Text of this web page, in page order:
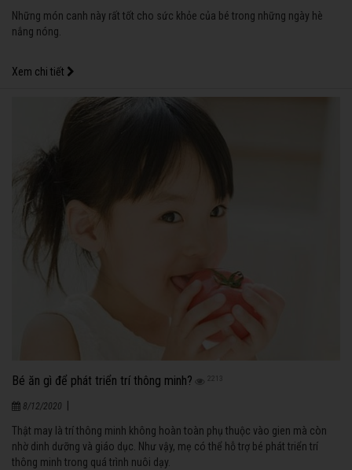
Những món canh này rất tốt cho sức khỏe của bé trong những ngày hè
nắng nóng.
Xem chi tiết
Bé ăn gì để phát triển trí thông minh? 2213
8/12/2020
Thật may là trí thông minh không hoàn toàn phụ thuộc vào gien mà còn
nhờ dinh dưỡng và giáo dục. Như vậy, mẹ có thể hỗ trợ bé phát triển trí
thông minh trong quá trình nuôi dạy.